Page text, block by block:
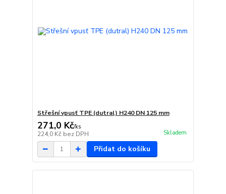
Střešní vpusť TPE (dutral) H240 DN 125 mm
271,0 Kč/ks
224,0 Kč bez DPH Skladem
Přidat do košíku